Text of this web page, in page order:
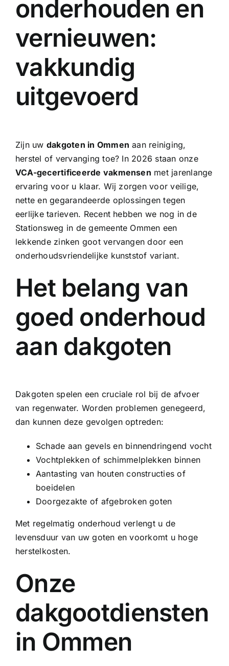
onderhouden en
vernieuwen:
vakkundig
uitgevoerd
Zijn uw dakgoten in Ommen aan reiniging,
herstel of vervanging toe? In 2026 staan onze
VCA-gecertificeerde vakmensen met jarenlange
ervaring voor u klaar. Wij zorgen voor veilige,
nette en gegarandeerde oplossingen tegen
eerlijke tarieven. Recent hebben we nog in de
Stationsweg in de gemeente Ommen een
lekkende zinken gootvervangen door een
onderhoudsvriendelijke kunststof variant.
Het belang van
goed onderhoud
aan dakgoten
Dakgoten spelen een cruciale rol bij de afvoer
van regenwater. Worden problemen genegeerd,
dan kunnen deze gevolgen optreden:
Schade aan gevels en binnendringend vocht
Vochtplekken of schimmelplekken binnen
Aantasting van houten constructies of
boeidelen
Doorgezakte of afgebroken goten
Met regelmatig onderhoud verlengt u de
levensduur van uw goten en voorkomt u hoge
herstelkosten.
Onze
dakgootdiensten
in Ommen